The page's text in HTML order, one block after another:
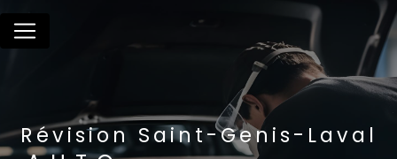
Révision Saint-Genis-Laval
Panneau de gestion des cookies